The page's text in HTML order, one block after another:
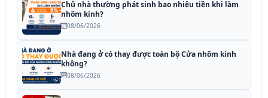
Chủ nhà thường phát sinh bao nhiêu tiền khi làm
nhôm kính?
08/06/2026
Nhà đang ở có thay được toàn bộ Cửa nhôm kính
không?
08/06/2026